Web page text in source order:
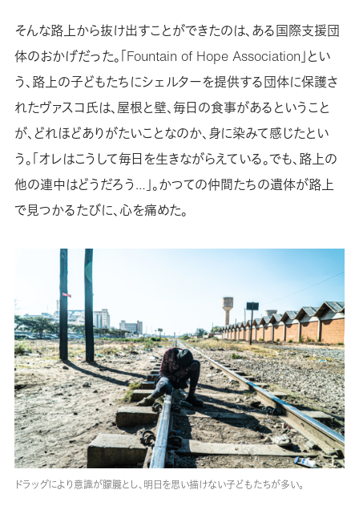
そんな路上から抜け出すことができたのは、ある国際支援団
体のおかげだった。「Fountain of Hope Association」とい
う、路上の子どもたちにシェルターを提供する団体に保護さ
れたヴァスコ氏は、屋根と壁、毎日の食事があるということ
が、どれほどありがたいことなのか、身に染みて感じたとい
う。「オレはこうして毎日を生きながらえている。でも、路上の
他の連中はどうだろう…」。かつての仲間たちの遺体が路上
で見つかるたびに、心を痛めた。
ドラッグにより意識が朦朧とし、明日を思い描けない子どもたちが多い。